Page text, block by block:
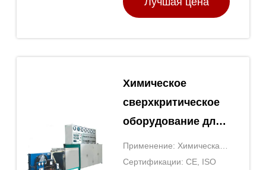
Химическое
сверхкритическое
оборудование для
экстракции CO2
Давление 0-10 МПа
Применение: Химическая
экстракция
Сертификации: CE, ISO